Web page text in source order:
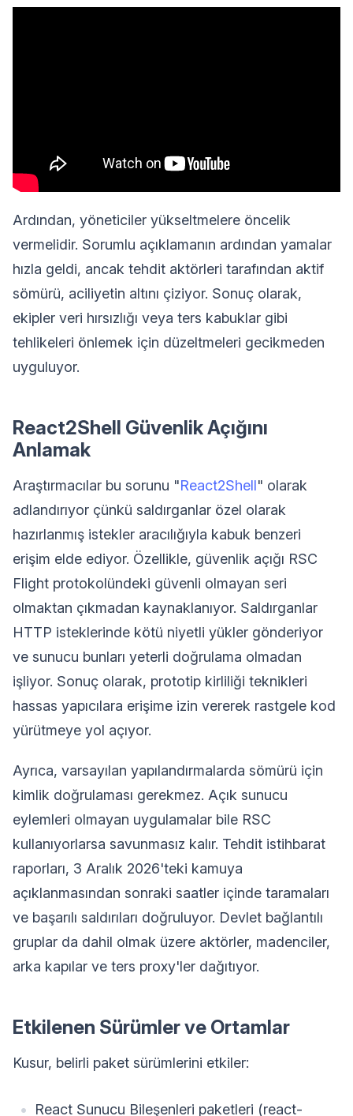
Ardından, yöneticiler yükseltmelere öncelik
vermelidir. Sorumlu açıklamanın ardından yamalar
hızla geldi, ancak tehdit aktörleri tarafından aktif
sömürü, aciliyetin altını çiziyor. Sonuç olarak,
ekipler veri hırsızlığı veya ters kabuklar gibi
tehlikeleri önlemek için düzeltmeleri gecikmeden
uyguluyor.
React2Shell Güvenlik Açığını
Anlamak
Araştırmacılar bu sorunu "React2Shell" olarak
adlandırıyor çünkü saldırganlar özel olarak
hazırlanmış istekler aracılığıyla kabuk benzeri
erişim elde ediyor. Özellikle, güvenlik açığı RSC
Flight protokolündeki güvenli olmayan seri
olmaktan çıkmadan kaynaklanıyor. Saldırganlar
HTTP isteklerinde kötü niyetli yükler gönderiyor
ve sunucu bunları yeterli doğrulama olmadan
işliyor. Sonuç olarak, prototip kirliliği teknikleri
hassas yapıcılara erişime izin vererek rastgele kod
yürütmeye yol açıyor.
Ayrıca, varsayılan yapılandırmalarda sömürü için
kimlik doğrulaması gerekmez. Açık sunucu
eylemleri olmayan uygulamalar bile RSC
kullanıyorlarsa savunmasız kalır. Tehdit istihbarat
raporları, 3 Aralık 2026'teki kamuya
açıklanmasından sonraki saatler içinde taramaları
ve başarılı saldırıları doğruluyor. Devlet bağlantılı
gruplar da dahil olmak üzere aktörler, madenciler,
arka kapılar ve ters proxy'ler dağıtıyor.
Etkilenen Sürümler ve Ortamlar
Kusur, belirli paket sürümlerini etkiler:
React Sunucu Bileşenleri paketleri (react-